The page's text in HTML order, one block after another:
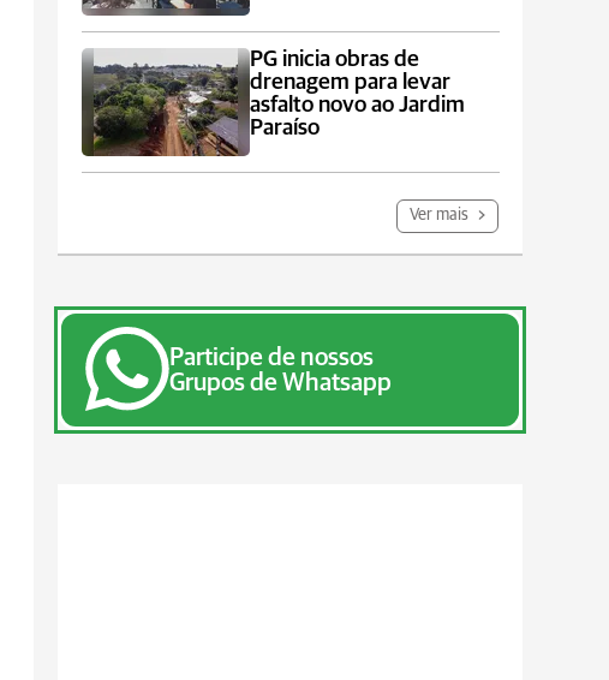
PG inicia obras de
drenagem para levar
asfalto novo ao Jardim
Paraíso
Ver mais
Participe de nossos
Grupos de Whatsapp